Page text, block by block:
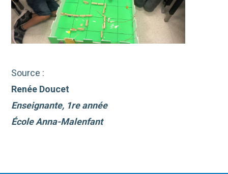
Source :
Renée Doucet
Enseignante, 1re année
École Anna-Malenfant